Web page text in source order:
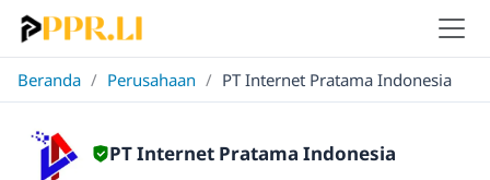
Beranda / Perusahaan / PT Internet Pratama Indonesia
PT Internet Pratama Indonesia